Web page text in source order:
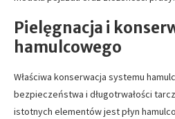
Pielęgnacja i
hamulcowego
Właściwa konserwacja systemu
bezpieczeństwa i długotrwałości
istotnych elementów jest płyn